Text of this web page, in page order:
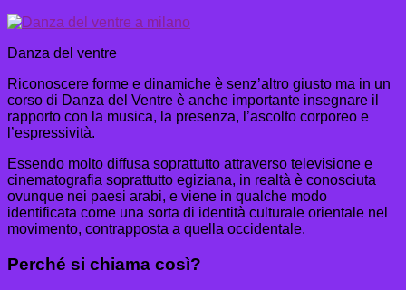
Danza del ventre
Riconoscere forme e dinamiche è senz’altro giusto ma in un
corso di Danza del Ventre è anche importante insegnare il
rapporto con la musica, la presenza, l’ascolto corporeo e
l’espressività.
Essendo molto diffusa soprattutto attraverso televisione e
cinematografia soprattutto egiziana, in realtà è conosciuta
ovunque nei paesi arabi, e viene in qualche modo
identificata come una sorta di identità culturale orientale nel
movimento, contrapposta a quella occidentale.
Perché si chiama così?